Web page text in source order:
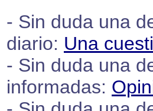
- Sin duda una
diario: Una
- Sin duda una
informadas: